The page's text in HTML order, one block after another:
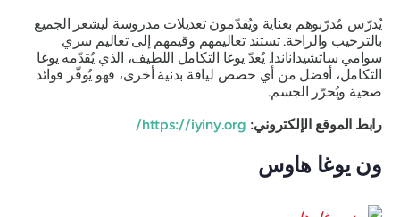
يُدرّس مُدرّبوهم بعناية ويُقدّمون تعديلات مدروسة ليشعر الجميع
بالترحيب والراحة. تستند تعاليمهم وقيمهم إلى تعاليم سري
سوامي ساتشيداناندا. يُعدّ يوغا التكامل اللطيف، الذي يُقدّمه يوغا
التكامل، أفضل من أي حصص لياقة بدنية أخرى، فهو يُوفّر فوائد
صحية ويُحرّر الجسم.
رابط الموقع الإلكتروني:https://iyiny.org/
ون يوغا هاوس